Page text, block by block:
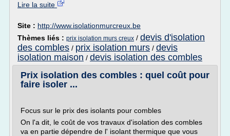
Lire la suite
Site : http://www.isolationmurcreux.be
Thèmes liés : prix isolation murs creux / devis d'isolation
des combles / prix isolation murs / devis
isolation maison / devis isolation des combles
Prix isolation des combles : quel coût pour
faire isoler ...
Focus sur le prix des isolants pour combles
On l'a dit, le coût de vos travaux d'isolation des combles
va en partie dépendre de l' isolant thermique que vous